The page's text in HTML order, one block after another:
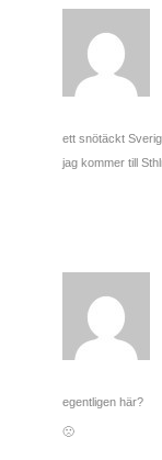
ett snötäckt
jag kommer till
egentligen här?
🙁